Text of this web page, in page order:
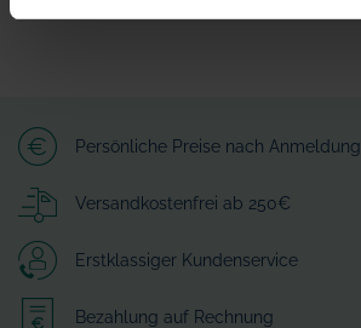
Persönliche Preise nach Anmeldung
Versandkostenfrei ab 250€
Erstklassiger Kundenservice
Bezahlung auf Rechnung